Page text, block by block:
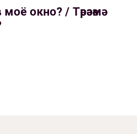
окно? / Тәрәзәмә